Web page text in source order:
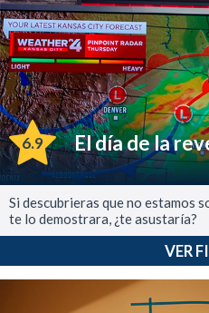
6.9 El día de la
Si descubrieras que no estamos
te lo demostrara, ¿te asustaría?
VER